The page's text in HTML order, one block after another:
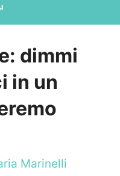
dimmi
in un
Marinelli